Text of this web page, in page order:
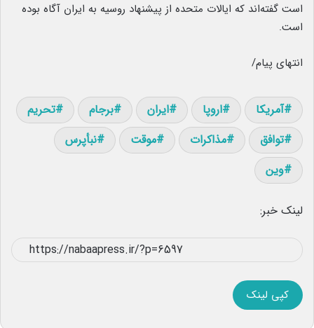
است گفته‌اند که ایالات متحده از پیشنهاد روسیه به ایران آگاه بوده
است.
انتهای پیام/
آمریکا اروپا ایران برجام
تحریم
توافق
مذاکرات موقت
نبأپرس
وین
لینک خبر:
کپی لینک